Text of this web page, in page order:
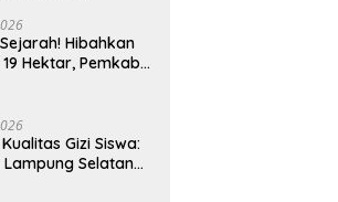
Hibahkan
Hektar, Pemkab
Pertama di
Gizi Siswa:
Lampung Selatan